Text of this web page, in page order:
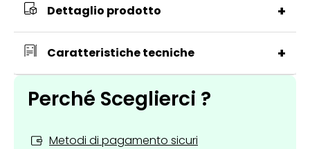
Dettaglio prodotto +
Caratteristiche tecniche +
Perché Sceglierci ?
Metodi di pagamento sicuri